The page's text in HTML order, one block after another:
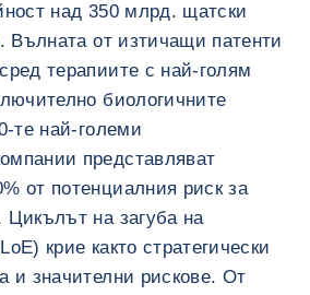
над 350 млрд. щатски
Вълната от изтичащи патенти
терапиите с най-голям
биологичните
те най-големи
представляват
от потенциалния риск за
Цикълът на загуба на
крие както стратегически
и значителни рискове. От